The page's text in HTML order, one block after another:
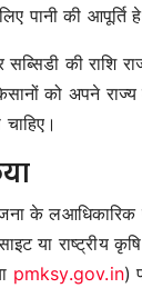
पानी की आपूर्ति
की राशि
को अपने
के लआधिकारिक
या राष्ट्रीय
pmksy.gov.in)